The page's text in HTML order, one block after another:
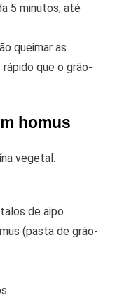
5 minutos, até
queimar as
que o grão-
homus
vegetal.
de aipo
(pasta de grão-